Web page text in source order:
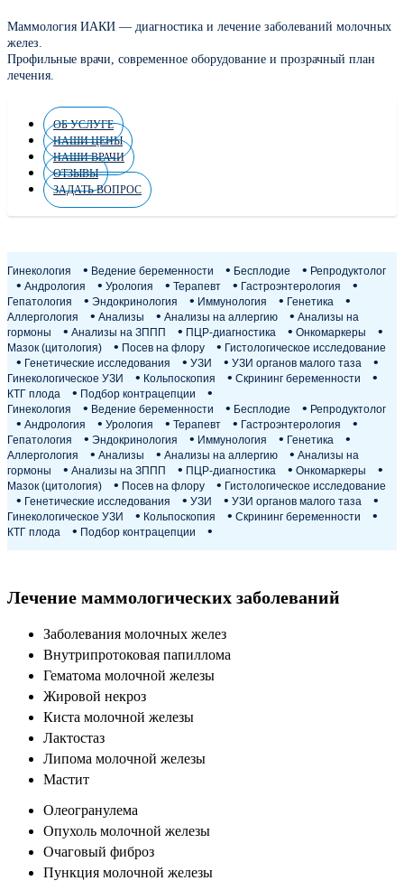
Маммология ИАКИ — диагностика и лечение заболеваний молочных
желез.
Профильные врачи, современное оборудование и прозрачный план
лечения.
ОБ УСЛУГЕ
НАШИ ЦЕНЫ
НАШИ ВРАЧИ
ОТЗЫВЫ
ЗАДАТЬ ВОПРОС
Гинекология Ведение беременности Бесплодие
Репродуктолог
Андрология
Урология Терапевт
Гастроэнтерология
Гепатология
Эндокринология Иммунология
Генетика
Аллергология
Анализы Анализы на аллергию
Анализы на
гормоны
Анализы на ЗППП ПЦР-диагностика
Онкомаркеры
Мазок (цитология)
Посев на флору
Гистологическое исследование
Генетические исследования
УЗИ
УЗИ органов малого таза
Гинекологическое УЗИ
Кольпоскопия
Скрининг беременности
КТГ плода
Подбор контрацепции
Гинекология
Ведение беременности Бесплодие
Репродуктолог
Андрология
Урология Терапевт
Гастроэнтерология
Гепатология
Эндокринология Иммунология
Генетика
Аллергология
Анализы Анализы на аллергию
Анализы на
гормоны
Анализы на ЗППП ПЦР-диагностика
Онкомаркеры
Мазок (цитология)
Посев на флору
Гистологическое исследование
Генетические исследования
УЗИ
УЗИ органов малого таза
Гинекологическое УЗИ
Кольпоскопия
Скрининг беременности
КТГ плода
Подбор контрацепции
Лечение маммологических заболеваний
Заболевания молочных желез
Внутрипротоковая папиллома
Гематома молочной железы
Жировой некроз
Киста молочной железы
Лактостаз
Липома молочной железы
Мастит
Олеогранулема
Опухоль молочной железы
Очаговый фиброз
Пункция молочной железы